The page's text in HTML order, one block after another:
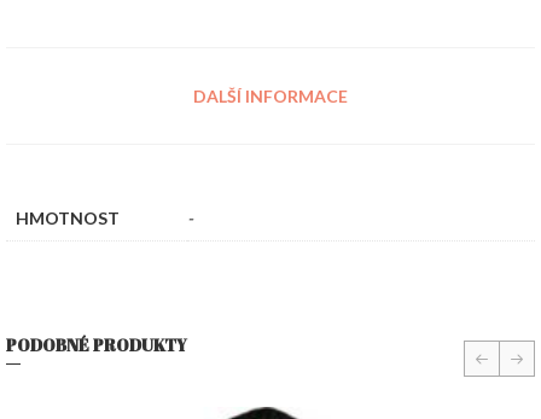
DALŠÍ INFORMACE
HMOTNOST -
PODOBNÉ PRODUKTY prev